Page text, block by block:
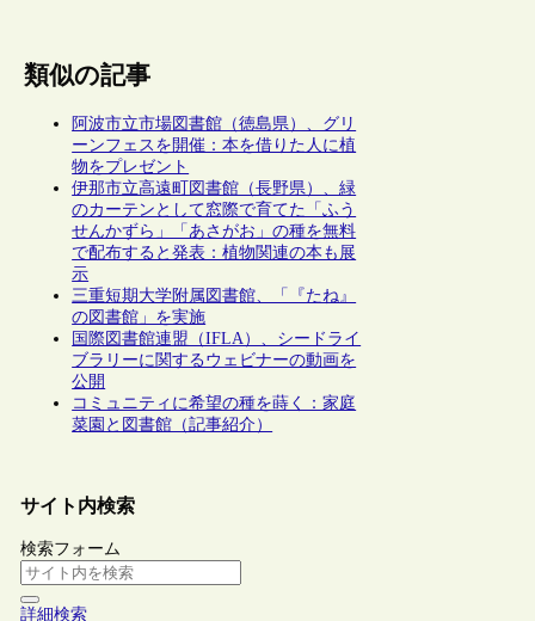
類似の記事
阿波市立市場図書館（徳島県）、グリ
ーンフェスを開催：本を借りた人に植
物をプレゼント
伊那市立高遠町図書館（長野県）、緑
のカーテンとして窓際で育てた「ふう
せんかずら」「あさがお」の種を無料
で配布すると発表：植物関連の本も展
示
三重短期大学附属図書館、「『たね』
の図書館」を実施
国際図書館連盟（IFLA）、シードライ
ブラリーに関するウェビナーの動画を
公開
コミュニティに希望の種を蒔く：家庭
菜園と図書館（記事紹介）
サイト内検索
検索フォーム
詳細検索